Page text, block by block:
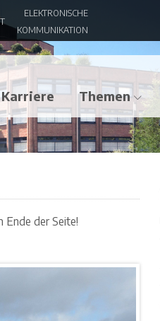
ELEKTRONISCHE
KOMMUNIKATION
Karriere Themen
Ende der Seite!